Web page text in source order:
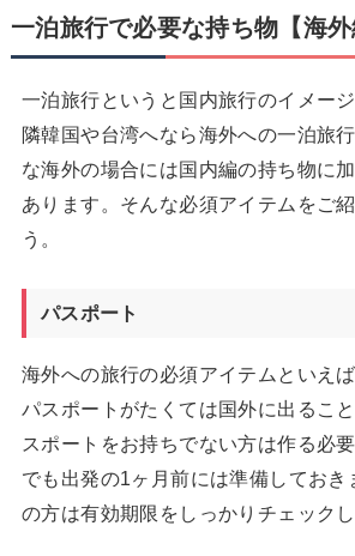
一泊旅行で必要な持ち物【海外
一泊旅行というと国内旅行のイメー
隣韓国や台湾へなら海外への一泊旅
な海外の場合には国内編の持ち物に
あります。そんな必須アイテムをご
う。
パスポート
海外への旅行の必須アイテムといえ
パスポートがたくては国外に出るこ
スポートをお持ちでない方は作る必
でも出発の1ヶ月前には準備しておき
の方は有効期限をしっかりチェックし